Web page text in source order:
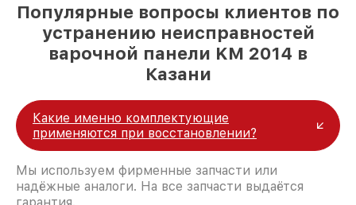
Популярные вопросы клиентов по
устранению неисправностей
варочной панели KM 2014 в
Казани
Какие именно комплектующие
применяются при восстановлении?
Мы используем фирменные запчасти или
надёжные аналоги. На все запчасти выдаётся